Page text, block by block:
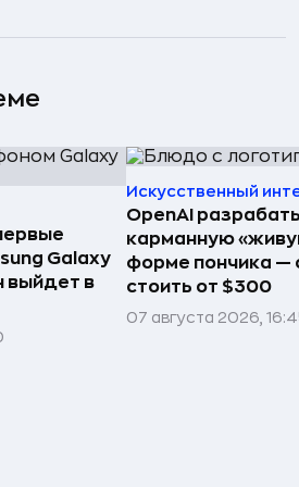
Galaxy
выйдет в
Искусственный
OpenAI
карманную
форме пончика —
стоить от $300
07 августа 2026,